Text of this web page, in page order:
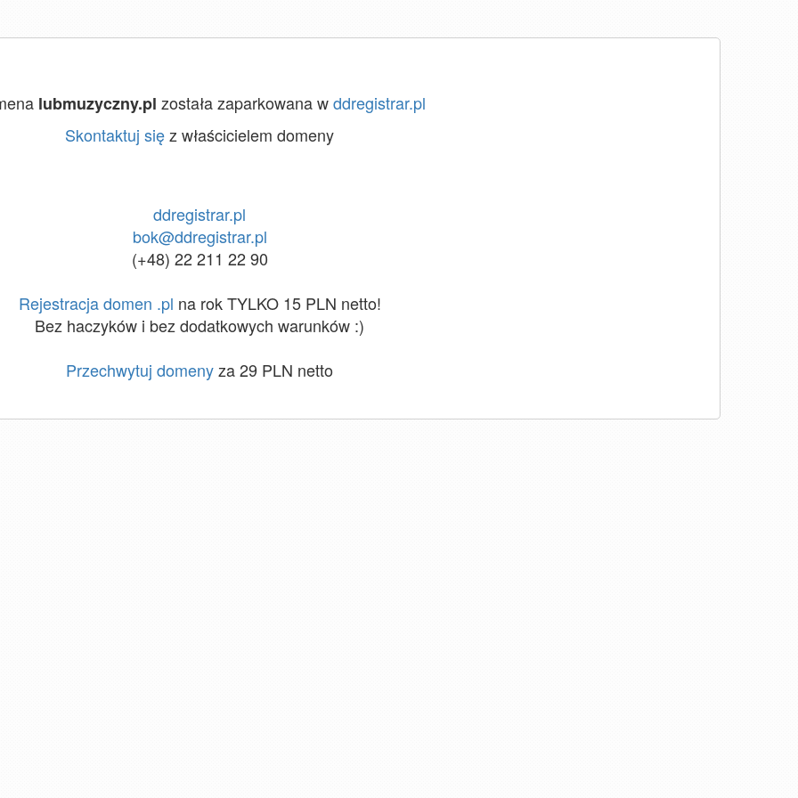
lubmuzyczny.pl została zaparkowana wddregistrar.pl
Skontaktuj sięz właścicielem domeny
ddregistrar.pl
bok@ddregistrar.pl
(+48) 22 211 22 90
Rejestracja domen .pl na rok TYLKO 15 PLN netto!
Bez haczyków i bez dodatkowych warunków :)
Przechwytuj domenyza 29 PLN netto